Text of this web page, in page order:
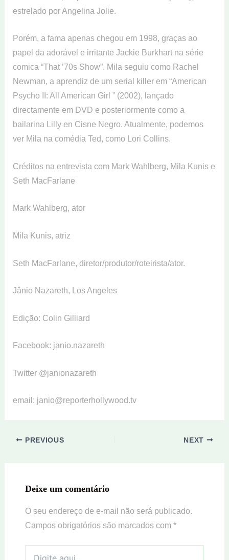
estrelado por Angelina Jolie.
Porém, a fama apenas chegou em 1998, graças ao
papel da adorável e irritante Jackie Burkhart na série
comica “That ’70s Show”. Mila seguiu como Rachel
Newman, a aprendiz de um serial killer em “American
Psycho II: All American Girl ” (2002), lançado
directamente em DVD e posteriormente como a
bailarina Lilly en Cisne Negro. Atualmente, podemos
ver Mila na comédia Ted, como Lori Collins.
Créditos na entrevista com Mark Wahlberg, Mila Kunis e
Seth MacFarlane
Mark Wahlberg, ator
Mila Kunis, atriz
Seth MacFarlane, diretor/produtor/roteirista/ator.
Jânio Nazareth, Los Angeles
Edição: Colin Gilliard
Facebook: janio.nazareth
Twitter @janionazareth
email: janio@reporterhollywood.tv
PREVIOUS NEXT
Deixe um comentário
O seu endereço de e-mail não será publicado.
Campos obrigatórios são marcados com *